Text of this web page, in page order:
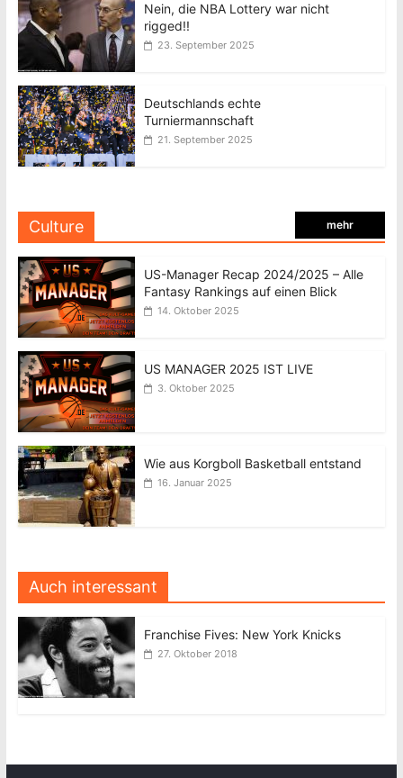
Nein, die NBA Lottery war nicht
rigged!!
23. September 2025
Deutschlands echte
Turniermannschaft
21. September 2025
Culture mehr
US-Manager Recap 2024/2025 – Alle
Fantasy Rankings auf einen Blick
14. Oktober 2025
US MANAGER 2025 IST LIVE
3. Oktober 2025
Wie aus Korgboll Basketball entstand
16. Januar 2025
Auch interessant
Franchise Fives: New York Knicks
27. Oktober 2018